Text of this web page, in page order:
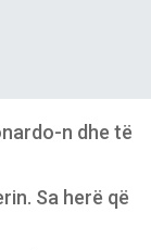
n dhe të
Sa herë që